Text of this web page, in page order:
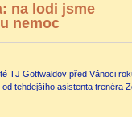
na lodi jsme
nemoc
TJ Gottwaldov před Vánoci
tehdejšího asistenta trenéra